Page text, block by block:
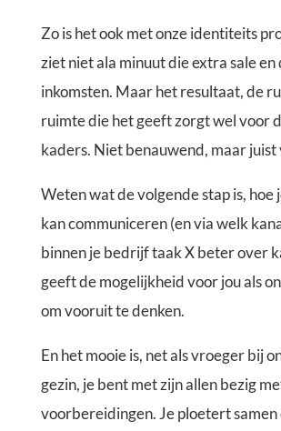
Zo is het ook met onze identiteits
ziet niet ala minuut die extra sale en
inkomsten. Maar het resultaat, de
ruimte die het geeft zorgt wel voor
kaders. Niet benauwend, maar
Weten wat de volgende stap is, hoe
kan communiceren (en via welk
binnen je bedrijf taak X beter over
geeft de mogelijkheid voor jou als
om vooruit te denken.
En het mooie is, net als vroeger bij
gezin, je bent met zijn allen bezig
voorbereidingen. Je ploetert samen